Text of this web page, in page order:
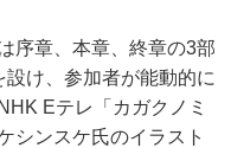
序章、本章、終章の3部
け、参加者が能動的に
Eテレ「カガクノミ
シンスケ氏のイラスト